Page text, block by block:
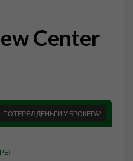
Center
ПОТЕРЯЛ ДЕНЬГИ У БРОКЕРА?